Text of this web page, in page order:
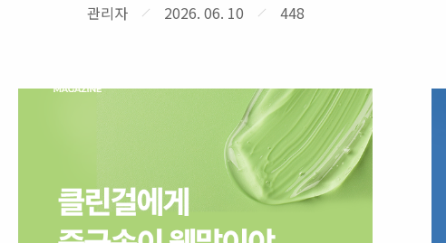
관리자 2026. 06. 10 448